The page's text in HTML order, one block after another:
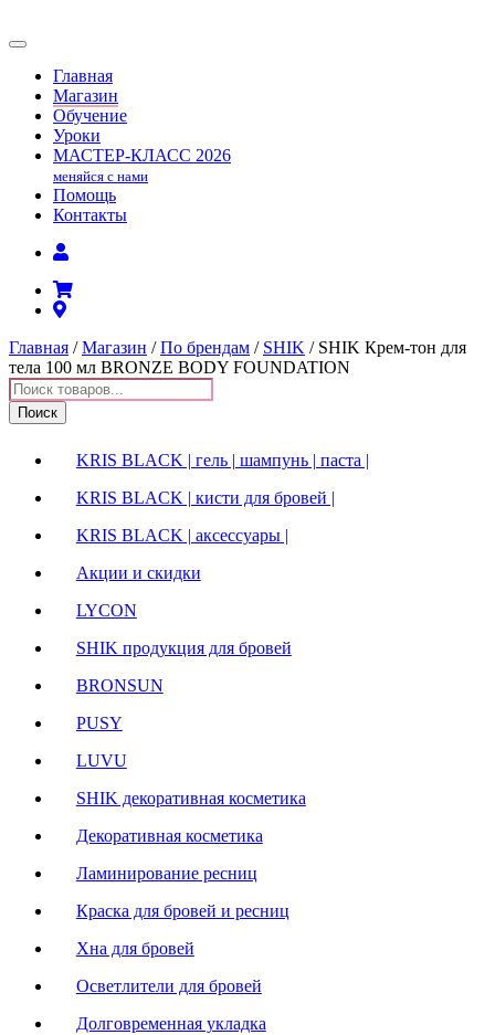
Главная
Магазин
Обучение
Уроки
МАСТЕР-КЛАСС 2026
меняйся с нами
Помощь
Контакты
Главная /Магазин /По брендам / SHIK / SHIK Крем-тон для
тела 100 мл BRONZE BODY FOUNDATION
Поиск
товаров
Поиск
KRIS BLACK | гель | шампунь | паста |
KRIS BLACK | кисти для бровей |
KRIS BLACK | аксессуары |
Акции и скидки
LYCON
SHIK продукция для бровей
BRONSUN
PUSY
LUVU
SHIK декоративная косметика
Декоративная косметика
Ламинирование ресниц
Краска для бровей и ресниц
Хна для бровей
Осветлители для бровей
Долговременная укладка